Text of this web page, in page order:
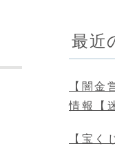
最近
【闇
情報【
【宝く